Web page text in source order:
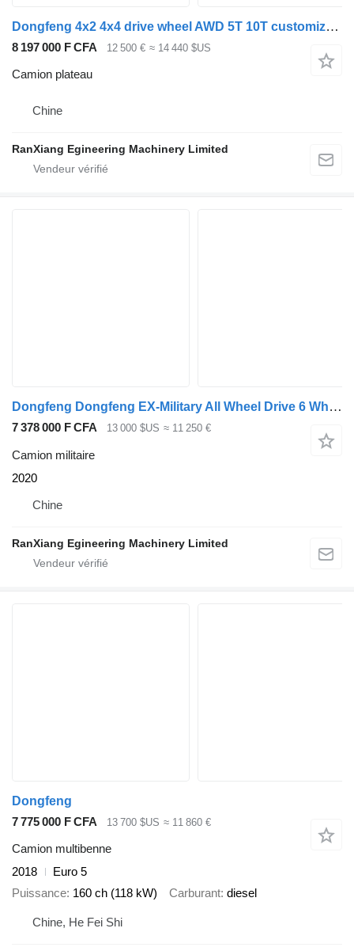
Dongfeng 4x2 4x4 drive wheel AWD 5T 10T customized truck desert
8 197 000 F CFA 12 500 € ≈ 14 440 $US
Camion plateau
Chine
RanXiang Egineering Machinery Limited
Dongfeng Dongfeng EX-Military All Wheel Drive 6 Wheels Diesel 6X6 Tractor
7 378 000 F CFA 13 000 $US ≈ 11 250 €
Camion militaire
2020
Chine
RanXiang Egineering Machinery Limited
Dongfeng
7 775 000 F CFA
13 700 $US ≈ 11 860 €
Camion multibenne
2018
Euro 5
Puissance 160 ch (118 kW) Carburant diesel
Chine, He Fei Shi